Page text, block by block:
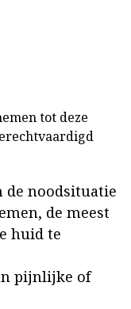
tot deze
noodsituatie
de meest
huid te
pijnlijke of